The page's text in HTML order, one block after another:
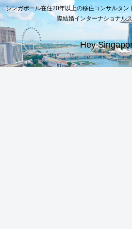
シンガポール在住20年以上の移住コンサルタン
際結婚インターナショナル
Hey